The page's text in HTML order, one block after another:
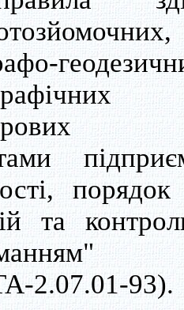
та
2.07.01-93).